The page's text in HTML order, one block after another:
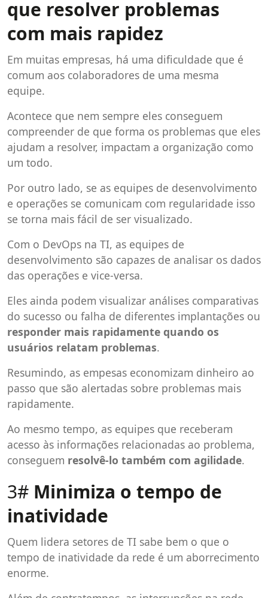
que resolver problemas
com mais rapidez
Em muitas empresas, há uma dificuldade que é
comum aos colaboradores de uma mesma
equipe.
Acontece que nem sempre eles conseguem
compreender de que forma os problemas que eles
ajudam a resolver, impactam a organização como
um todo.
Por outro lado, se as equipes de desenvolvimento
e operações se comunicam com regularidade isso
se torna mais fácil de ser visualizado.
Com o DevOps na TI, as equipes de
desenvolvimento são capazes de analisar os dados
das operações e vice-versa.
Eles ainda podem visualizar análises comparativas
do sucesso ou falha de diferentes implantações ou
responder mais rapidamente quando os
usuários relatam problemas.
Resumindo, as empesas economizam dinheiro ao
passo que são alertadas sobre problemas mais
rapidamente.
Ao mesmo tempo, as equipes que receberam
acesso às informações relacionadas ao problema,
conseguem resolvê-lo também com agilidade.
3# Minimiza o tempo de
inatividade
Quem lidera setores de TI sabe bem o que o
tempo de inatividade da rede é um aborrecimento
enorme.